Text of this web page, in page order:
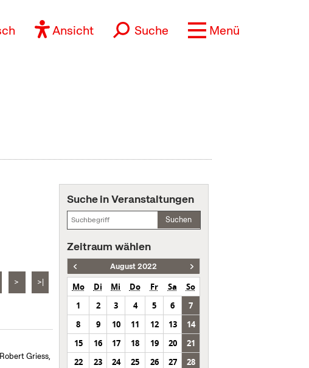
Ansicht Suche Menü
> >|
Griess,
Suche in Veranstaltungen
Suchen
Zeitraum wählen
August 2022
Mo Di Mi Do Fr Sa
So
1
2 3 4 5 6
7
8
9 10 11 12 13
14
15
16 17 18 19 20
21
22
23 24 25 26 27
28